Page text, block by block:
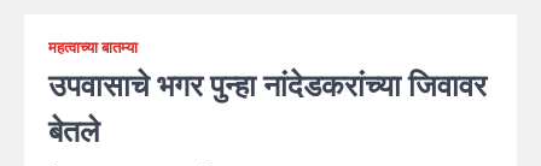
महत्वाच्या बातम्या
उपवासाचे भगर पुन्हा नांदेडकरांच्या जिवावर
बेतले